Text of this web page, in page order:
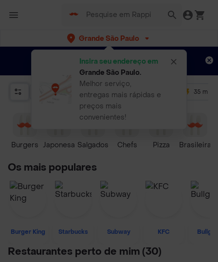
Grande São Paulo
Insira seu endereço em
Grande São Paulo.
Melhor serviço,
entregas mais rápidas e
preços mais
convenientes!
Entregas grátis por 15 dias! Aplicam T&C
Relevância Promos + 4.5 35 mins
Burgers Japonesa Salgados Chefs Pizza Brasileira
Os mais populares
Burger King Starbucks Subway KFC
Restaurantes perto de mim (30)